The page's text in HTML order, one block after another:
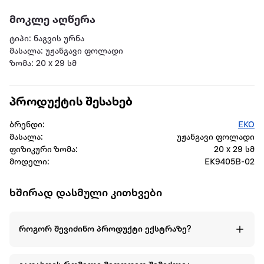
მოკლე აღწერა
ტიპი: ნაგვის ურნა
მასალა: უჟანგავი ფოლადი
ზომა: 20 x 29 სმ
პროდუქტის შესახებ
ბრენდი:
EKO
მასალა:
უჟანგავი ფოლადი
ფიზიკური ზომა:
20 x 29 სმ
მოდელი:
EK9405B-02
ხშირად დასმული კითხვები
როგორ შევიძინო პროდუქტი ექსტრაზე?